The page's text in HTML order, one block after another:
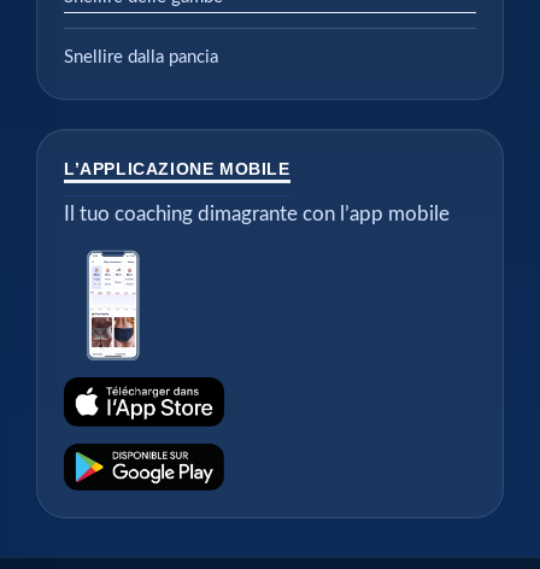
Snellire dalla pancia
L’APPLICAZIONE MOBILE
Il tuo coaching dimagrante con l’app mobile